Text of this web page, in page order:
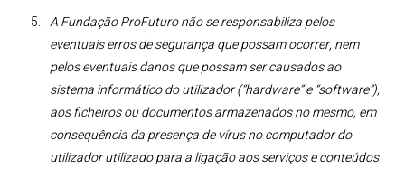
A Fundação ProFuturo não se responsabiliza pelos
eventuais erros de segurança que possam ocorrer, nem
pelos eventuais danos que possam ser causados ao
sistema informático do utilizador (“hardware” e “software”),
aos ficheiros ou documentos armazenados no mesmo, em
consequência da presença de vírus no computador do
utilizador utilizado para a ligação aos serviços e conteúdos